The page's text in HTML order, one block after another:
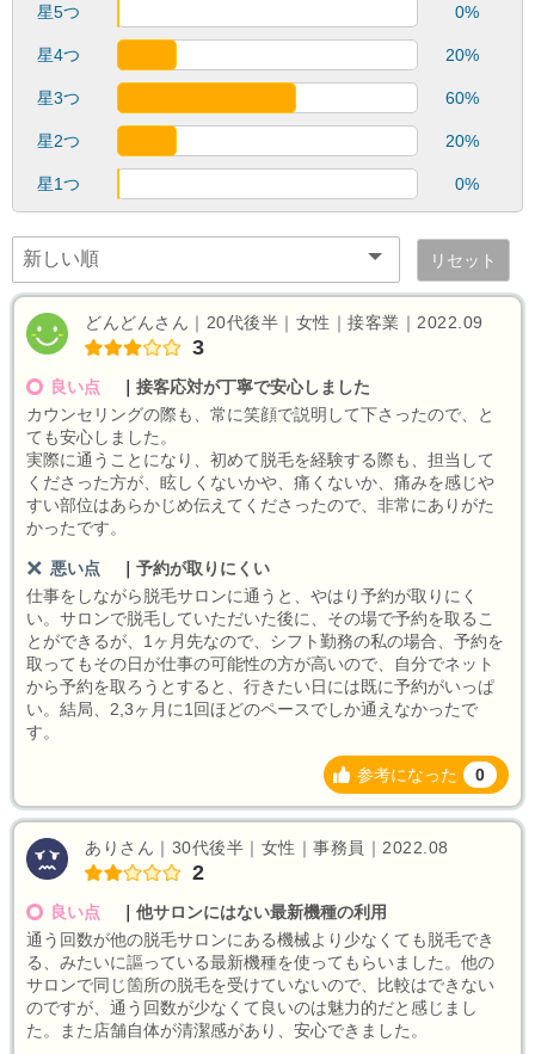
星5つ 0%
星4つ 20%
星3つ 60%
星2つ 20%
星1つ 0%
リセット
どんどんさん｜20代後半｜女性｜接客業｜2022.09
3
良い点
接客応対が丁寧で安心しました
カウンセリングの際も、常に笑顔で説明して下さったので、と
ても安心しました。
実際に通うことになり、初めて脱毛を経験する際も、担当して
くださった方が、眩しくないかや、痛くないか、痛みを感じや
すい部位はあらかじめ伝えてくださったので、非常にありがた
かったです。
悪い点
予約が取りにくい
仕事をしながら脱毛サロンに通うと、やはり予約が取りにく
い。サロンで脱毛していただいた後に、その場で予約を取るこ
とができるが、1ヶ月先なので、シフト勤務の私の場合、予約を
取ってもその日が仕事の可能性の方が高いので、自分でネット
から予約を取ろうとすると、行きたい日には既に予約がいっぱ
い。結局、2,3ヶ月に1回ほどのペースでしか通えなかったで
す。
参考になった 0
ありさん｜30代後半｜女性｜事務員｜2022.08
2
良い点
他サロンにはない最新機種の利用
通う回数が他の脱毛サロンにある機械より少なくても脱毛でき
る、みたいに謳っている最新機種を使ってもらいました。他の
サロンで同じ箇所の脱毛を受けていないので、比較はできない
のですが、通う回数が少なくて良いのは魅力的だと感じまし
た。また店舗自体が清潔感があり、安心できました。